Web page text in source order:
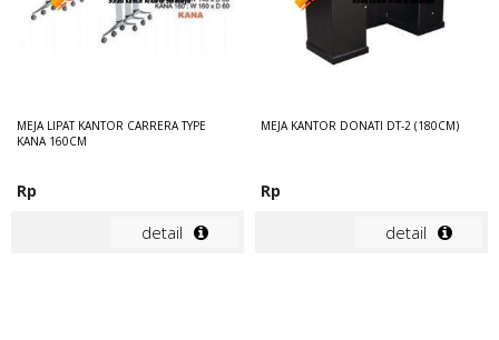
MEJA LIPAT KANTOR CARRERA TYPE
KANA 160CM
Rp
detail
MEJA KANTOR DONATI DT-2 (180CM)
Rp
detail